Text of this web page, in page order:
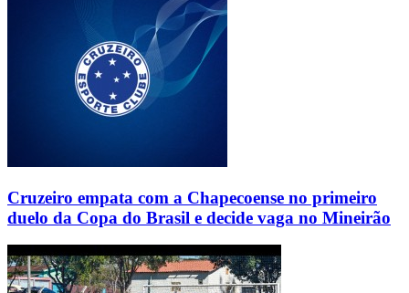
Cruzeiro empata com a Chapecoense no primeiro
duelo da Copa do Brasil e decide vaga no Mineirão